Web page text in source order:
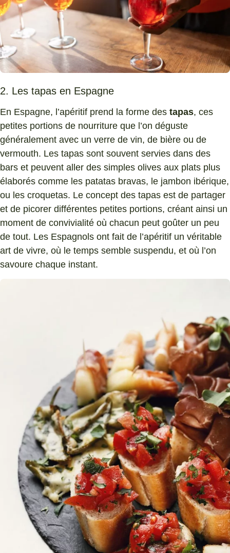
2. Les tapas en Espagne
En Espagne, l’apéritif prend la forme des tapas, ces
petites portions de nourriture que l’on déguste
généralement avec un verre de vin, de bière ou de
vermouth. Les tapas sont souvent servies dans des
bars et peuvent aller des simples olives aux plats plus
élaborés comme les patatas bravas, le jambon ibérique,
ou les croquetas. Le concept des tapas est de partager
et de picorer différentes petites portions, créant ainsi un
moment de convivialité où chacun peut goûter un peu
de tout. Les Espagnols ont fait de l’apéritif un véritable
art de vivre, où le temps semble suspendu, et où l’on
savoure chaque instant.